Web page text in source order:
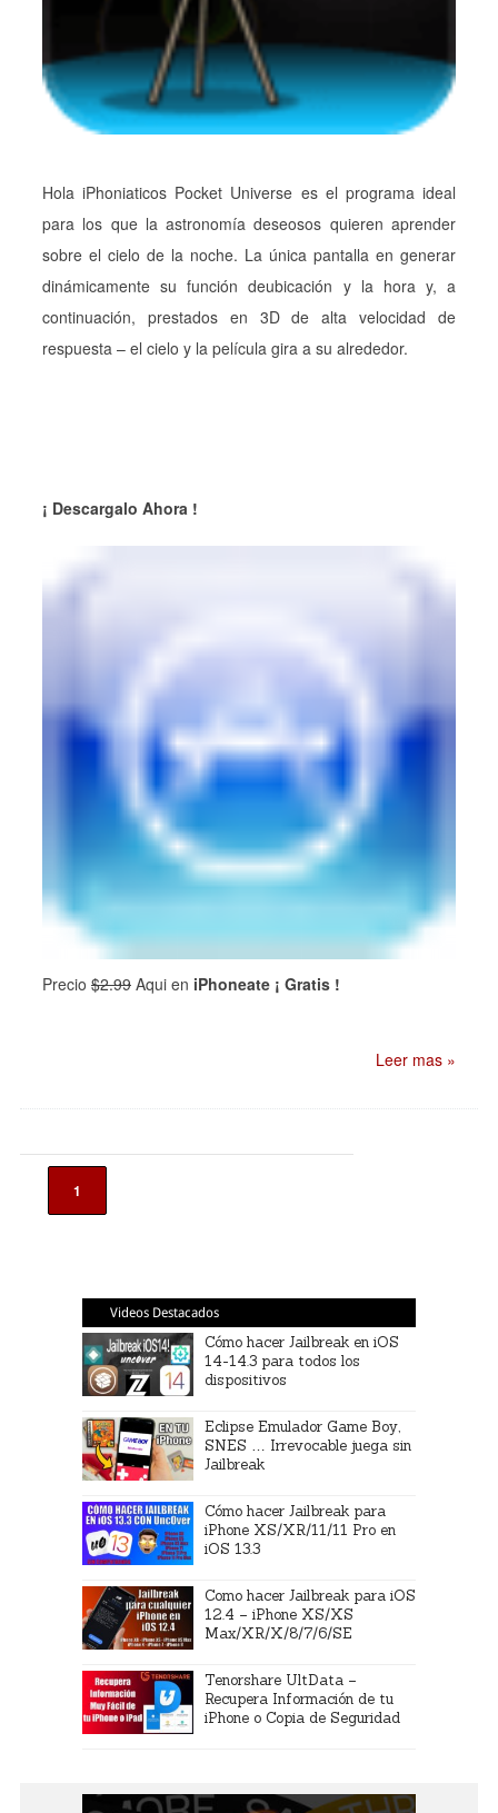
Hola iPhoniaticos Pocket Universe es el programa ideal
para los que la astronomía deseosos quieren aprender
sobre el cielo de la noche. La única pantalla en generar
dinámicamente su función deubicación y la hora y, a
continuación, prestados en 3D de alta velocidad de
respuesta – el cielo y la película gira a su alrededor.
¡ Descargalo Ahora !
Precio $2.99 Aqui en iPhoneate ¡ Gratis !
Leer mas »
1
Videos Destacados
Cómo hacer Jailbreak en iOS
14-14.3 para todos los
dispositivos
Eclipse Emulador Game Boy,
SNES … Irrevocable juega sin
Jailbreak
Cómo hacer Jailbreak para
iPhone XS/XR/11/11 Pro en
iOS 13.3
Como hacer Jailbreak para iOS
12.4 – iPhone XS/XS
Max/XR/X/8/7/6/SE
Tenorshare UltData –
Recupera Información de tu
iPhone o Copia de Seguridad